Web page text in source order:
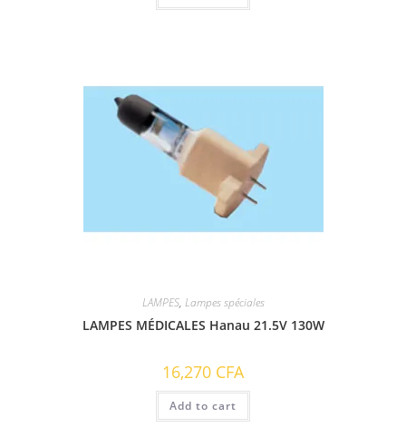
LAMPES, Lampes spéciales
LAMPES MÉDICALES Hanau 21.5V 130W
16,270 CFA
Add to cart